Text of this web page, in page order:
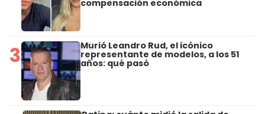
compensación económica
3 Murió Leandro Rud, el icónico
representante de modelos, a los 51
años: qué pasó